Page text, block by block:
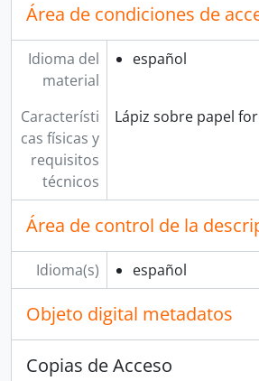
Área de condiciones de
Idioma del
material
español
Característi
cas físicas y
requisitos
técnicos
Lápiz sobre papel
Área de control de la
Idioma(s) español
Objeto digital metadatos
Copias de Acceso